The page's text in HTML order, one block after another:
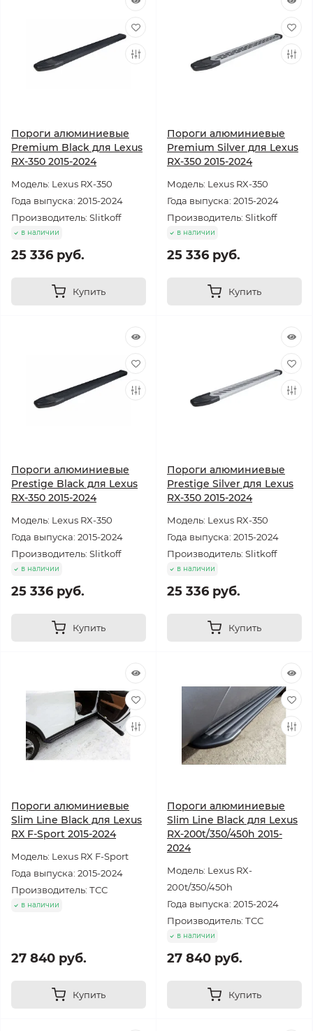
Пороги алюминиевые
Premium Black для Lexus
RX-350 2015-2024
Модель: Lexus RX-350
Года выпуска: 2015-2024
Производитель: Slitkoff
в наличии
25 336 руб.
Купить
Пороги алюминиевые
Premium Silver для Lexus
RX-350 2015-2024
Модель: Lexus RX-350
Года выпуска: 2015-2024
Производитель: Slitkoff
в наличии
25 336 руб.
Купить
Пороги алюминиевые
Prestige Black для Lexus
RX-350 2015-2024
Модель: Lexus RX-350
Года выпуска: 2015-2024
Производитель: Slitkoff
в наличии
25 336 руб.
Купить
Пороги алюминиевые
Prestige Silver для Lexus
RX-350 2015-2024
Модель: Lexus RX-350
Года выпуска: 2015-2024
Производитель: Slitkoff
в наличии
25 336 руб.
Купить
Пороги алюминиевые
Slim Line Black для Lexus
RX F-Sport 2015-2024
Модель: Lexus RX F-Sport
Года выпуска: 2015-2024
Производитель: ТСС
в наличии
27 840 руб.
Купить
Пороги алюминиевые
Slim Line Black для Lexus
RX-200t/350/450h 2015-
2024
Модель: Lexus RX-
200t/350/450h
Года выпуска: 2015-2024
Производитель: ТСС
в наличии
27 840 руб.
Купить